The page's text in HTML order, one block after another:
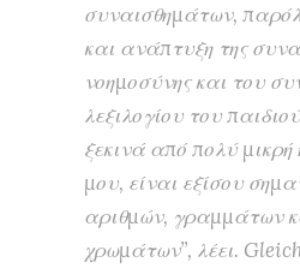
συναισθημάτων,
και ανάπτυξη της
νοημοσύνης και του
λεξιλογίου του
ξεκινά από πολύ
μου, είναι εξίσου
αριθμών, γραμμάτων
χρωμάτων”, λέει.